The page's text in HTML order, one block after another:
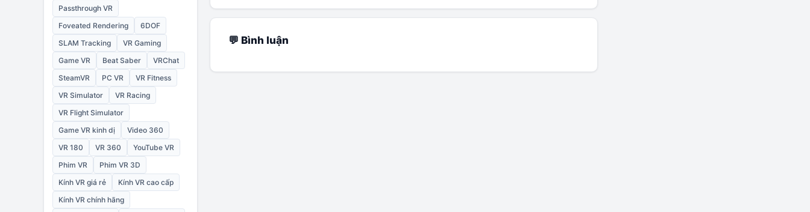
Passthrough VR
Foveated Rendering
6DOF
SLAM Tracking
VR Gaming
Game VR
Beat Saber
VRChat
SteamVR
PC VR
VR Fitness
VR Simulator
VR Racing
VR Flight Simulator
Game VR kinh dị
Video 360
VR 180
VR 360
YouTube VR
Phim VR
Phim VR 3D
Kính VR giá rẻ
Kính VR cao cấp
Kính VR chính hãng
💬 Bình luận